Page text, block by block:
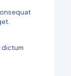
dictum